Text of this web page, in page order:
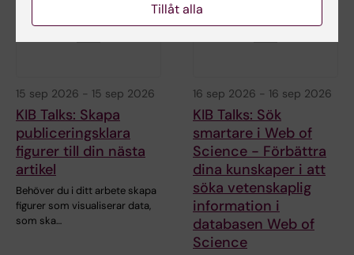
15 sep 2026 - 15 sep 2026
KIB Talks: Skapa
publiceringsklara
figurer till din nästa
artikel
Behöver du i ditt arbete skapa
figurer som visualiserar data,
som ska…
16 sep 2026 - 16 sep 2026
KIB Talks: Sök
smartare i Web of
Science - Förbättra
dina kunskaper i att
söka vetenskaplig
information i
databasen Web of
Science
Tillåt alla